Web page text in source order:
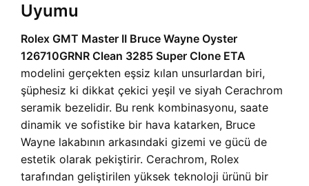
Uyumu
Rolex GMT Master II Bruce Wayne Oyster
126710GRNR Clean 3285 Super Clone ETA
modelini gerçekten eşsiz kılan unsurlardan biri,
şüphesiz ki dikkat çekici yeşil ve siyah Cerachrom
seramik bezelidir. Bu renk kombinasyonu, saate
dinamik ve sofistike bir hava katarken, Bruce
Wayne lakabının arkasındaki gizemi ve gücü de
estetik olarak pekiştirir. Cerachrom, Rolex
tarafından geliştirilen yüksek teknoloji ürünü bir